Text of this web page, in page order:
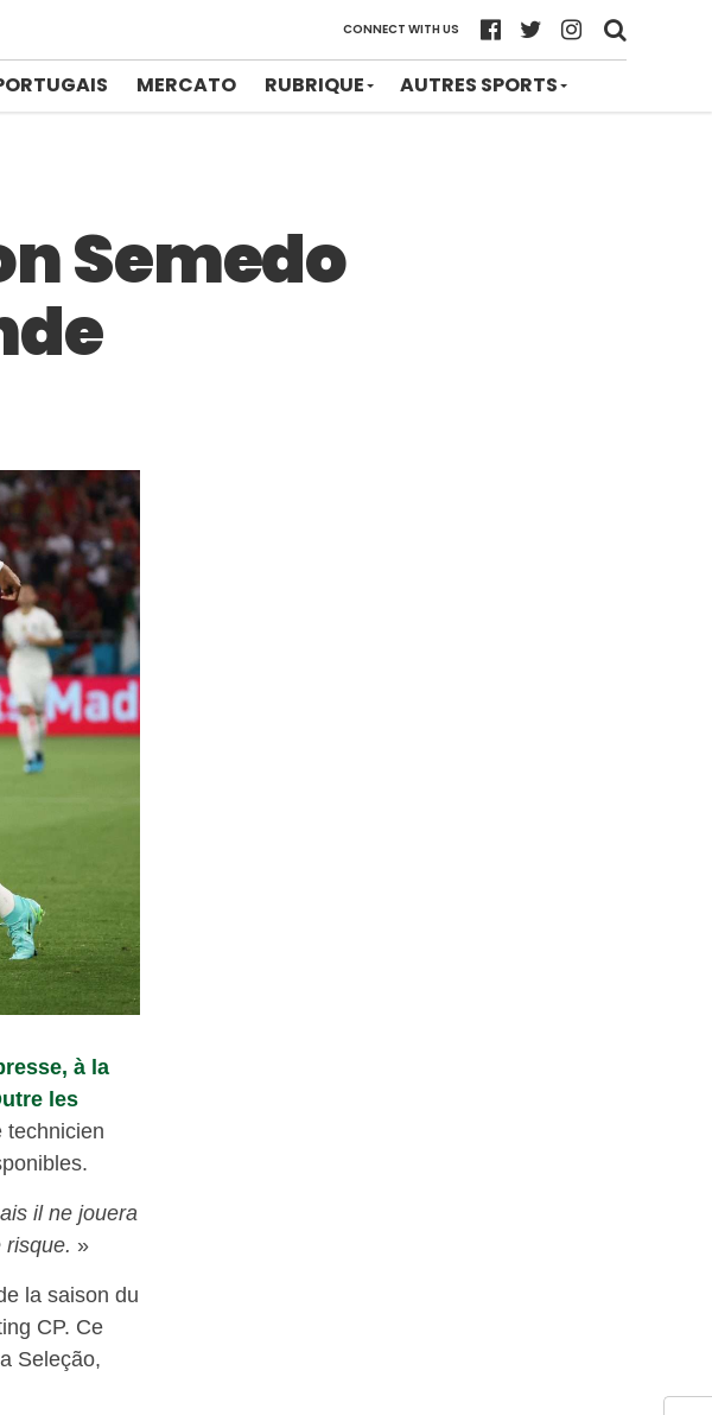
CONNECT WITH US
MERCATO RUBRIQUE AUTRES SPORTS
Semedo
à la
les
technicien
il ne jouera
»
la saison du
CP. Ce
Seleção,